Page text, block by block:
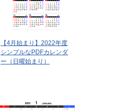
【4月始まり】2022年度
シンプルなPDFカレンダ
ー（日曜始まり）